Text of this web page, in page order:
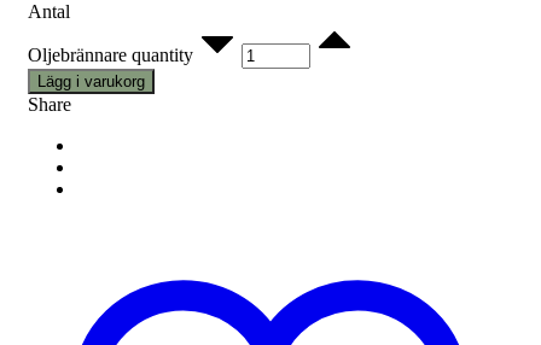
Antal
Oljebrännare quantity
Lägg i varukorg
Share